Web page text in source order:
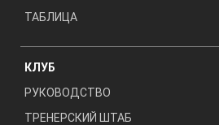
ТАБЛИЦА
КЛУБ
РУКОВОДСТВО
ТРЕНЕРСКИЙ ШТАБ